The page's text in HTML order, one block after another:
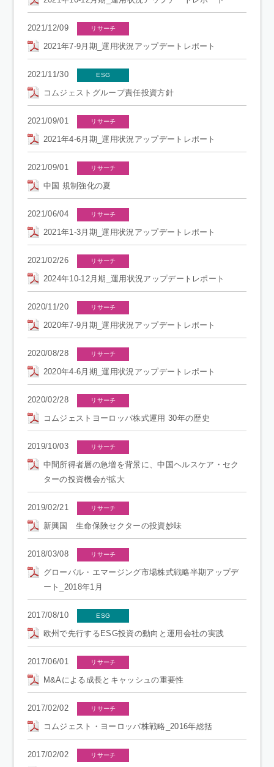
2021/12/09 リサーチ
2021年7-9月期_運用状況アップデートレポート
2021/11/30 ESG
コムジェストグループ責任投資方針
2021/09/01 リサーチ
2021年4-6月期_運用状況アップデートレポート
2021/09/01 リサーチ
中国 規制強化の夏
2021/06/04 リサーチ
2021年1-3月期_運用状況アップデートレポート
2021/02/26 リサーチ
2024年10-12月期_運用状況アップデートレポート
2020/11/20 リサーチ
2020年7-9月期_運用状況アップデートレポート
2020/08/28 リサーチ
2020年4-6月期_運用状況アップデートレポート
2020/02/28 リサーチ
コムジェストヨーロッパ株式運用 30年の歴史
2019/10/03 リサーチ
中間所得者層の急増を背景に、中国ヘルスケア・セク
ターの投資機会が拡大
2019/02/21 リサーチ
新興国 生命保険セクターの投資妙味
2018/03/08 リサーチ
グローバル・エマージング市場株式戦略半期アップデ
ート_2018年1月
2017/08/10 ESG
欧州で先行するESG投資の動向と運用会社の実践
2017/06/01 リサーチ
M&Aによる成長とキャッシュの重要性
2017/02/02 リサーチ
コムジェスト・ヨーロッパ株戦略_2016年総括
2017/02/02 リサーチ